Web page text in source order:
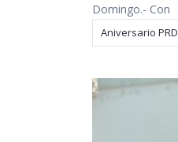
Domingo.- Con
Aniversario PRD